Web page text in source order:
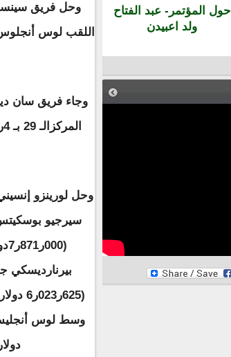
حول المؤتمر- عبد الفتاح
ولد اعبيدن